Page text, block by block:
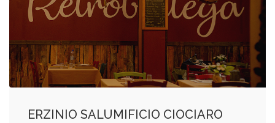
ERZINIO SALUMIFICIO CIOCIARO